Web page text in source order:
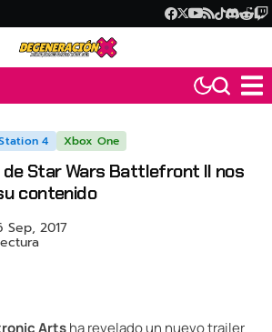
4 Xbox One
Star Wars Battlefront II nos
contenido
Sep, 2017
Artsha revelado un nuevo trailer